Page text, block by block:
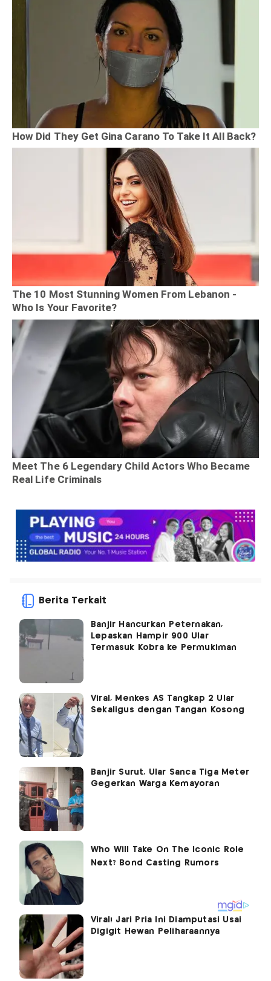
Berita Terkait
Banjir Hancurkan Peternakan,
Lepaskan Hampir 900 Ular
Termasuk Kobra ke Permukiman
Viral, Menkes AS Tangkap 2 Ular
Sekaligus dengan Tangan Kosong
Banjir Surut, Ular Sanca Tiga Meter
Gegerkan Warga Kemayoran
Viral! Jari Pria Ini Diamputasi Usai
Digigit Hewan Peliharaannya